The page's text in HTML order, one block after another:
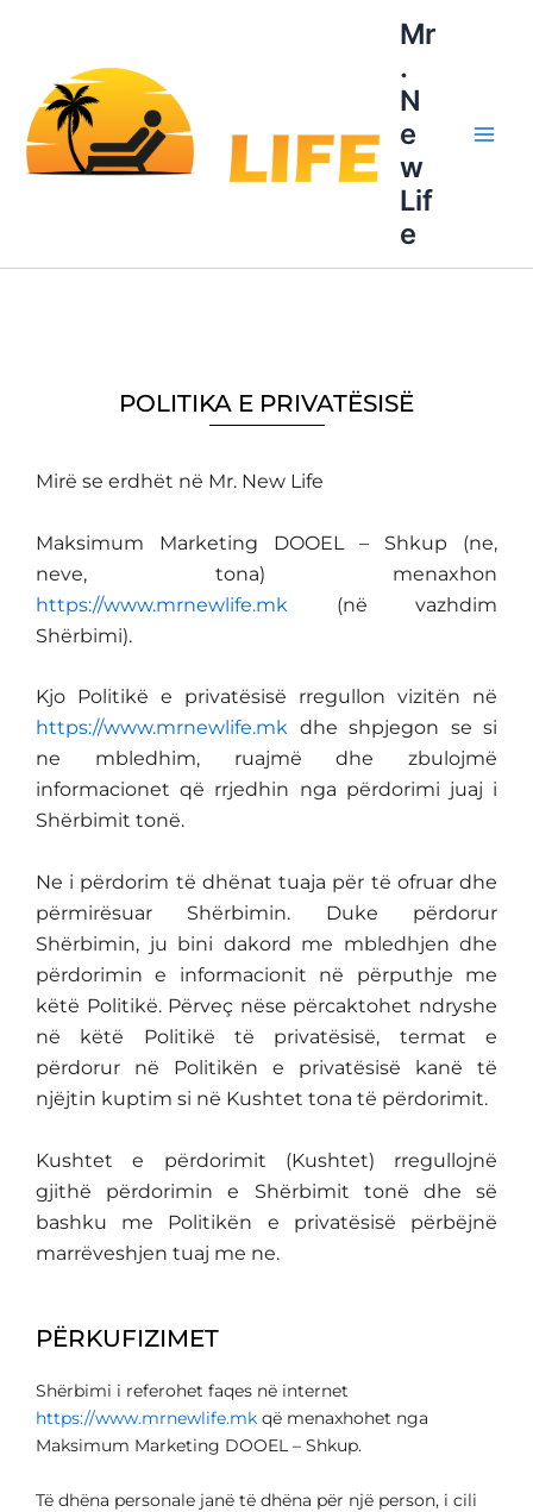
Mr
.
N
e
w
Lif
e
POLITIKA E PRIVATËSISË
Mirë se erdhët në Mr. New Life
Maksimum Marketing DOOEL – Shkup (ne,
neve, tona) menaxhon
https://www.mrnewlife.mk (në vazhdim
Shërbimi).
Kjo Politikë e privatësisë rregullon vizitën në
https://www.mrnewlife.mk dhe shpjegon se si
ne mbledhim, ruajmë dhe zbulojmë
informacionet që rrjedhin nga përdorimi juaj i
Shërbimit tonë.
Ne i përdorim të dhënat tuaja për të ofruar dhe
përmirësuar Shërbimin. Duke përdorur
Shërbimin, ju bini dakord me mbledhjen dhe
përdorimin e informacionit në përputhje me
këtë Politikë. Përveç nëse përcaktohet ndryshe
në këtë Politikë të privatësisë, termat e
përdorur në Politikën e privatësisë kanë të
njëjtin kuptim si në Kushtet tona të përdorimit.
Kushtet e përdorimit (Kushtet) rregullojnë
gjithë përdorimin e Shërbimit tonë dhe së
bashku me Politikën e privatësisë përbëjnë
marrëveshjen tuaj me ne.
PËRKUFIZIMET
Shërbimi i referohet faqes në internet
https://www.mrnewlife.mk që menaxhohet nga
Maksimum Marketing DOOEL – Shkup.
Të dhëna personale janë të dhëna për një person, i cili